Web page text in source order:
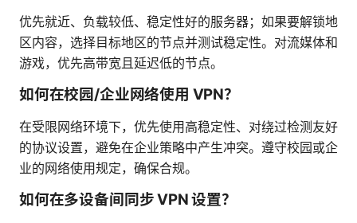
优先就近、负载较低、稳定性好的服务器；如果要解锁地
区内容，选择目标地区的节点并测试稳定性。对流媒体和
游戏，优先高带宽且延迟低的节点。
如何在校园/企业网络使用 VPN？
在受限网络环境下，优先使用高稳定性、对绕过检测友好
的协议设置，避免在企业策略中产生冲突。遵守校园或企
业的网络使用规定，确保合规。
如何在多设备间同步 VPN 设置？